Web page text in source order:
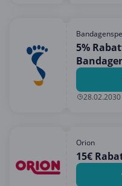
5%
28.02.2030
Orion
15€